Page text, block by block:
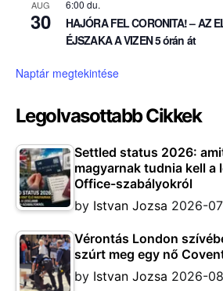
AUG
30
6:00 du.
HAJÓRA FEL CORONITA! – AZ
ÉJSZAKA A VIZEN 5 órán át
Naptár megtekintése
Legolvasottabb Cikkek
Settled status 2026:
magyarnak tudnia kell a
Office-szabályokról
by Istvan Jozsa 2026-
Vérontás London
szúrt meg egy nő
by Istvan Jozsa 2026-